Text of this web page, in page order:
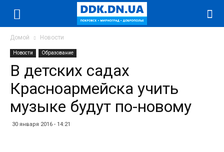
Домой Новости
Новости Образование
В детских садах
Красноармейска учить
музыке будут по-новому
30 января 2016 - 14:21